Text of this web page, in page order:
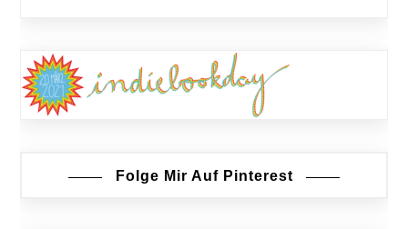
Folge Mir Auf Pinterest